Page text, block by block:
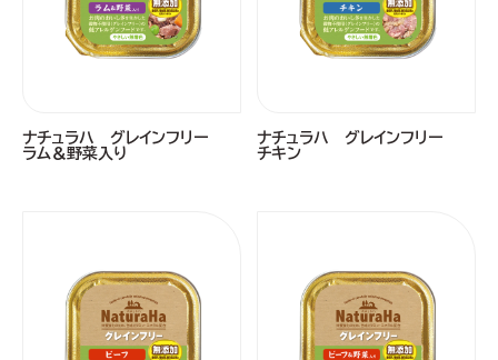
ナチュラハ グレインフリー
ラム＆野菜入り
ナチュラハ グレインフリー
チキン